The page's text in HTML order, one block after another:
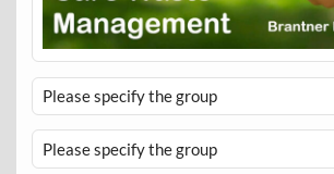
Please specify the group
Please specify the group